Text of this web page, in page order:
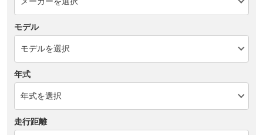
モデル
年式
走行距離